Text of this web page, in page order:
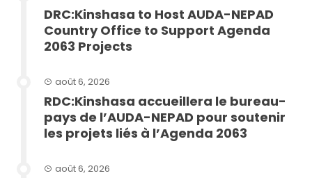
DRC:Kinshasa to Host AUDA-NEPAD
Country Office to Support Agenda
2063 Projects
août 6, 2026
RDC:Kinshasa accueillera le bureau-
pays de l’AUDA-NEPAD pour soutenir
les projets liés à l’Agenda 2063
août 6, 2026